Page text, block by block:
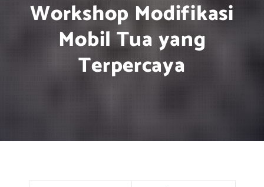
Workshop Modifikasi
Mobil Tua yang
Terpercaya